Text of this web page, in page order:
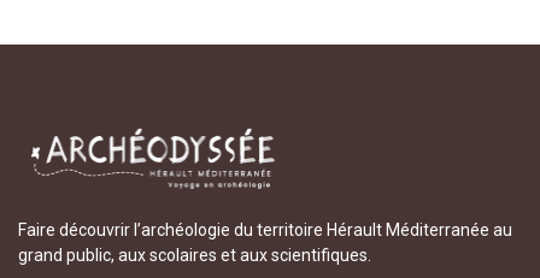
Faire découvrir l’archéologie du territoire Hérault Méditerranée au
grand public, aux scolaires et aux scientifiques.